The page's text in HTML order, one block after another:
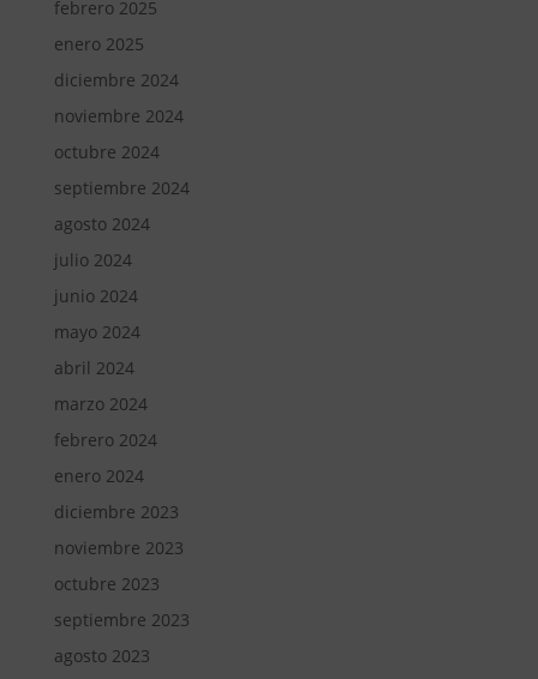
febrero 2025
enero 2025
diciembre 2024
noviembre 2024
octubre 2024
septiembre 2024
agosto 2024
julio 2024
junio 2024
mayo 2024
abril 2024
marzo 2024
febrero 2024
enero 2024
diciembre 2023
noviembre 2023
octubre 2023
septiembre 2023
agosto 2023